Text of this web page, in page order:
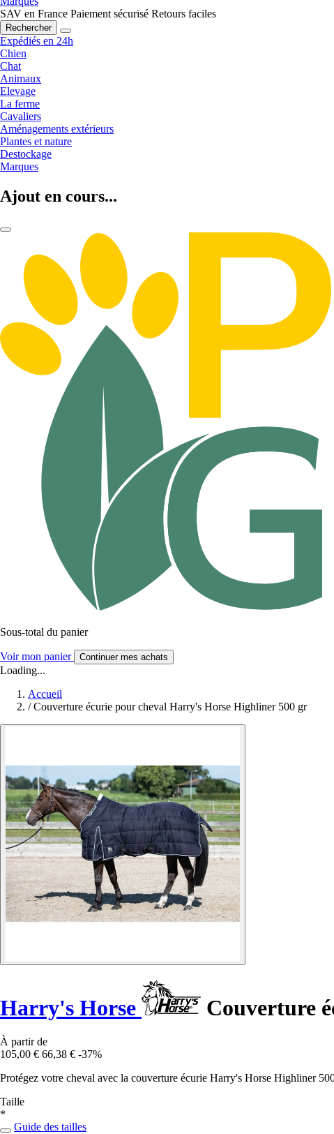
SAV en France Paiement sécurisé Retours faciles
Rechercher
Expédiés en 24h
Chien
Chat
Animaux
Elevage
La ferme
Cavaliers
Aménagements extérieurs
Plantes et nature
Destockage
Marques
Ajout en cours...
Sous-total du panier
Voir mon panier Continuer mes achats
Loading...
Accueil
/ Couverture écurie pour cheval Harry's Horse Highliner 500 gr
Harry's Horse Couverture
À partir de
105,00 € 66,38 € -37%
Protégez votre cheval avec la couverture écurie Harry's Horse Highliner
Taille
*
Guide des tailles